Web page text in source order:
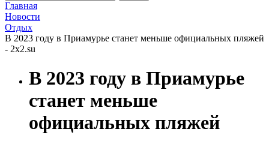
Главная
Новости
Отдых
В 2023 году в Приамурье станет меньше официальных пляжей
- 2x2.su
В 2023 году в Приамурье
станет меньше
официальных пляжей